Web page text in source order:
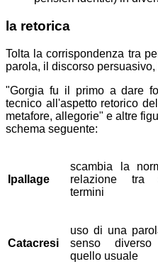
la retorica
Tolta la corrispondenza tra
parola, il discorso persuasivo,
"Gorgia fu il primo a dare
tecnico all'aspetto retorico
metafore, allegorie" e altre
schema seguente:
Ipallage
scambia la
relazione tra
termini
Catacresi
uso di una
senso
quello usuale